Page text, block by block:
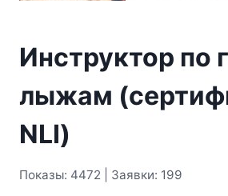
Инструктор по
лыжам
NLI)
Показы: 4472 | Заявки: 199